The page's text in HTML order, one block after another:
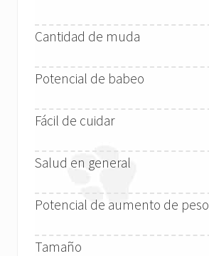
Cantidad de muda
Potencial de babeo
Fácil de cuidar
Salud en general
Potencial de aumento de peso
Tamaño